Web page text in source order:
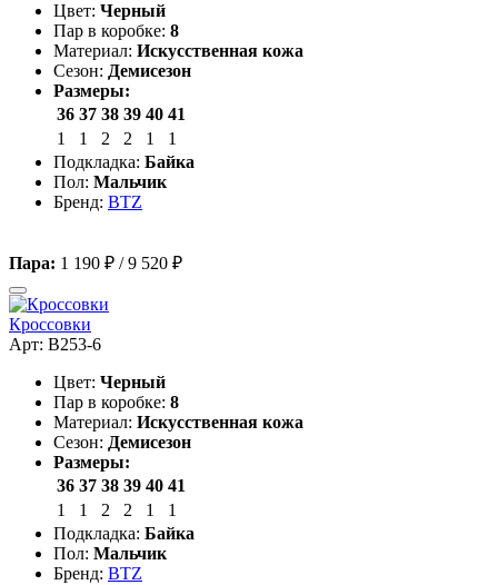
Цвет: Черный
Пар в коробке: 8
Материал: Искусственная кожа
Сезон: Демисезон
Размеры:
36 37 38 39 40 41
1
1 2 2 1
1
Подкладка: Байка
Пол: Мальчик
Бренд: BTZ
Пара: 1 190 ₽ /9 520 ₽
Кроссовки
Арт: B253-6
Цвет: Черный
Пар в коробке: 8
Материал: Искусственная кожа
Сезон: Демисезон
Размеры:
36 37 38 39 40 41
1
1 2 2 1
1
Подкладка: Байка
Пол: Мальчик
Бренд: BTZ